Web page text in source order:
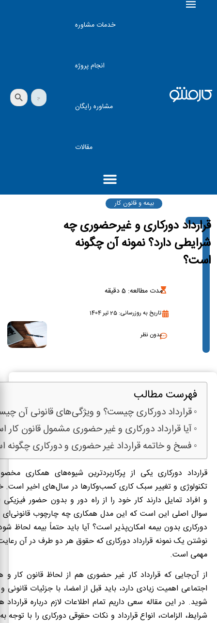
خدمات مشاوره
انجام پروژه
مشاوره رایگان
مقالات
جستجو
برای:
دکمه جستجو
بیمه و قانون کار
قرارداد دورکاری و غیرحضوری چه
شرایطی دارد؟ نمونه آن چگونه
است؟
مدت مطالعه: 5دقیقه
تاریخ به روزرسانی: 25 تیر 1404
بدون نظر
فهرست مطالب
قرارداد دورکاری چیست؟ و ویژگی‌های قانونی آن
آیا قرارداد دورکاری و غیر حضوری مشمول قانون کار
فسخ و خاتمه قرارداد غیر حضوری و دورکاری چگونه
قرارداد دورکاری یکی از پرکاربردترین شیوه‌های همکاری
تکنولوژی و تغییر سبک کاری کسب‌وکارها در سال‌های اخیر است.
و افراد تمایل دارند کار خود را از راه دور و بدون حضور فیزیکی
سوال اصلی این است که این مدل همکاری چه چارچوب قانونی‌ای
دورکاری بدون بیمه امکان‌پذیر است؟ آیا باید حتماً بیمه لحاظ
نوشتن یک نمونه قرارداد دورکاری که حقوق هر دو طرف در آن
مهمی است.
از آن‌جایی که قرارداد کار غیر حضوری هم از لحاظ قانون کار و
اجتماعی اهمیت زیادی دارد، باید قبل از امضا، با جزئیات
شوید. در این مقاله سعی داریم تمام اطلاعات لازم درباره قرارداد
شرایط، الزامات، انواع قرارداد و نکات حقوقی دورکاری را با توجه